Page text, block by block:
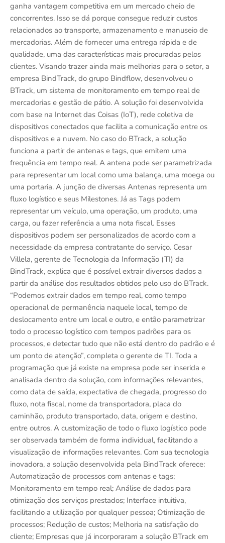
ganha vantagem competitiva em um mercado cheio de
concorrentes. Isso se dá porque consegue reduzir custos
relacionados ao transporte, armazenamento e manuseio de
mercadorias. Além de fornecer uma entrega rápida e de
qualidade, uma das características mais procuradas pelos
clientes. Visando trazer ainda mais melhorias para o setor, a
empresa BindTrack, do grupo Bindflow, desenvolveu o
BTrack, um sistema de monitoramento em tempo real de
mercadorias e gestão de pátio. A solução foi desenvolvida
com base na Internet das Coisas (IoT), rede coletiva de
dispositivos conectados que facilita a comunicação entre os
dispositivos e a nuvem. No caso do BTrack, a solução
funciona a partir de antenas e tags, que emitem uma
frequência em tempo real. A antena pode ser parametrizada
para representar um local como uma balança, uma moega ou
uma portaria. A junção de diversas Antenas representa um
fluxo logístico e seus Milestones. Já as Tags podem
representar um veículo, uma operação, um produto, uma
carga, ou fazer referência a uma nota fiscal. Esses
dispositivos podem ser personalizados de acordo com a
necessidade da empresa contratante do serviço. Cesar
Villela, gerente de Tecnologia da Informação (TI) da
BindTrack, explica que é possível extrair diversos dados a
partir da análise dos resultados obtidos pelo uso do BTrack.
“Podemos extrair dados em tempo real, como tempo
operacional de permanência naquele local, tempo de
deslocamento entre um local e outro, e então parametrizar
todo o processo logístico com tempos padrões para os
processos, e detectar tudo que não está dentro do padrão e é
um ponto de atenção”, completa o gerente de TI. Toda a
programação que já existe na empresa pode ser inserida e
analisada dentro da solução, com informações relevantes,
como data de saída, expectativa de chegada, progresso do
fluxo, nota fiscal, nome da transportadora, placa do
caminhão, produto transportado, data, origem e destino,
entre outros. A customização de todo o fluxo logístico pode
ser observada também de forma individual, facilitando a
visualização de informações relevantes. Com sua tecnologia
inovadora, a solução desenvolvida pela BindTrack oferece:
Automatização de processos com antenas e tags;
Monitoramento em tempo real; Análise de dados para
otimização dos serviços prestados; Interface intuitiva,
facilitando a utilização por qualquer pessoa; Otimização de
processos; Redução de custos; Melhoria na satisfação do
cliente; Empresas que já incorporaram a solução BTrack em